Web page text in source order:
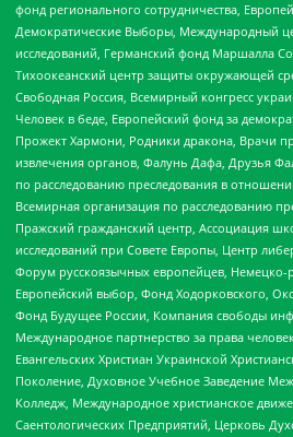
фонд регионального сотрудничества,
Демократические Выборы, Международный
исследований, Германский фонд Маршалла
Тихоокеанский центр защиты окружающей
Свободная Россия, Всемирный конгресс
Человек в беде, Европейский фонд за
Прожект Хармони, Родники дракона, Врачи
извлечения органов, Фалунь Дафа, Друзья
по расследованию преследования в
Всемирная организация по расследованию
Пражский гражданский центр, Ассоциация
исследований при Совете Европы, Центр
Форум русскоязычных европейцев, Немецко-
Европейский выбор, Фонд Ходорковского,
Фонд Будущее России, Компания свободы
Международное партнерство за права
Евангельских Христиан Украинской
Поколение, Духовное Учебное Заведение
Колледж, Международное христианское
Саентологических Предприятий, Церковь